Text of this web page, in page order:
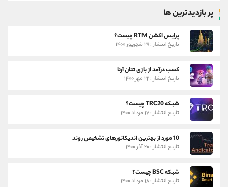
پر بازدیدترین ها
پرایس اکشن RTM چیست؟
تاریخ انتشار : ۲۹ شهریور ۱۴۰۰
کسب درآمد از بازی تتان آرنا
تاریخ انتشار : ۲۲ مهر ۱۴۰۰
شبکه TRC20 چیست؟
تاریخ انتشار : ۱۷ مرداد ۱۴۰۰
10 مورد از بهترین اندیکاتورهای تشخیص روند
تاریخ انتشار : ۲۰ آذر ۱۴۰۰
شبکه BSC چیست؟
تاریخ انتشار : ۱۸ مرداد ۱۴۰۰